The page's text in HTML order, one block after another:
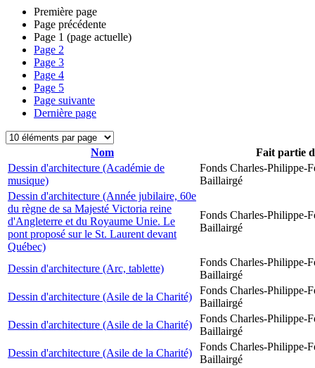
Première page
Page précédente
Page 1 (page actuelle)
Page 2
Page 3
Page 4
Page 5
Page suivante
Dernière page
Nom
Fait partie
Dessin d'architecture (Académie de
musique)
Fonds Charles-Philippe-
Baillairgé
Dessin d'architecture (Année jubilaire, 60e
du règne de sa Majesté Victoria reine
d'Angleterre et du Royaume Unie. Le
pont proposé sur le St. Laurent devant
Québec)
Fonds Charles-Philippe-
Baillairgé
Dessin d'architecture (Arc, tablette)
Fonds Charles-Philippe-
Baillairgé
Dessin d'architecture (Asile de la Charité)
Fonds Charles-Philippe-
Baillairgé
Dessin d'architecture (Asile de la Charité)
Fonds Charles-Philippe-
Baillairgé
Dessin d'architecture (Asile de la Charité)
Fonds Charles-Philippe-
Baillairgé